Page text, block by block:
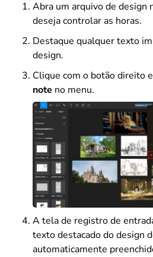
Abra um arquivo de design
deseja controlar as horas.
Destaque qualquer texto
design.
Clique com o botão direito
note no menu.
A tela de registro de
texto destacado do design
automaticamente